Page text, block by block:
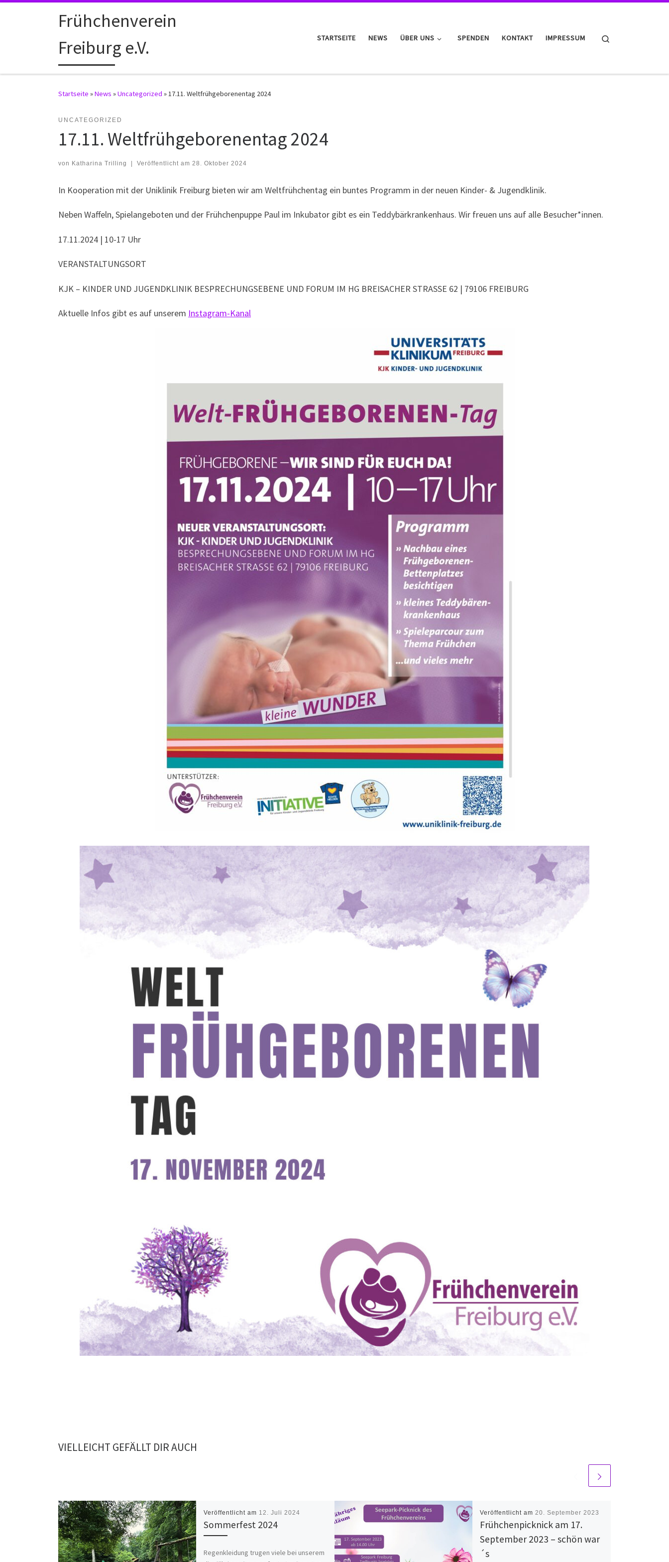
Zum Inhalt springenFrühchenverein
Freiburg e.V.
STARTSEITE NEWS ÜBER UNS SPENDEN KONTAKT IMPRESSUM
Startseite »News »Uncategorized »17.11. Weltfrühgeborenentag 2024
UNCATEGORIZED
17.11. Weltfrühgeborenentag 2024
von Katharina Trilling | Veröffentlicht am 28. Oktober 2024
In Kooperation mit der Uniklinik Freiburg bieten wir am Weltfrühchentag ein buntes Programm in der neuen Kinder- & Jugendklinik.
Neben Waffeln, Spielangeboten und der Frühchenpuppe Paul im Inkubator gibt es ein Teddybärkrankenhaus. Wir freuen uns auf alle Besucher*innen.
17.11.2024 | 10-17 Uhr
VERANSTALTUNGSORT
KJK – KINDER UND JUGENDKLINIK BESPRECHUNGSEBENE UND FORUM IM HG BREISACHER STRASSE 62 | 79106 FREIBURG
Aktuelle Infos gibt es auf unserem Instagram-Kanal
VIELLEICHT GEFÄLLT DIR AUCH
Veröffentlicht am 12. Juli 2024
Sommerfest 2024
Regenkleidung trugen viele bei unserem
Veröffentlicht am 20. September 2023
Frühchenpicknick am 17.
September 2023 – schön war
´s